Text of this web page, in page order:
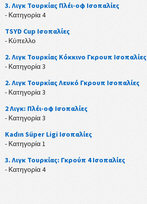
3. Λιγκ Τουρκίας Πλέι-οφ Ισοπαλίες
- Κατηγορία 4
TSYD Cup Ισοπαλίες
- Κύπελλο
2. Λιγκ Τουρκίας Κόκκινο Γκρουπ Ισοπαλίες
- Κατηγορία 3
2. Λιγκ Τουρκίας Λευκό Γκρουπ Ισοπαλίες
- Κατηγορία 3
2 Λιγκ: Πλέι-οφ Ισοπαλίες
- Κατηγορία 3
Kadın Süper Ligi Ισοπαλίες
- Κατηγορία 1
3. Λιγκ Τουρκίας: Γκρούπ 4 Ισοπαλίες
- Κατηγορία 4